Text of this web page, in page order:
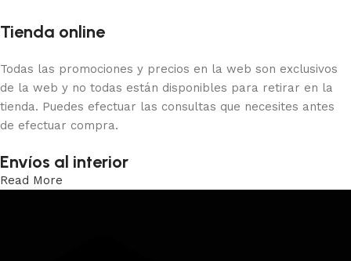
Tienda online
Todas las promociones y precios en la web son exclusivos
de la web y no todas están disponibles para retirar en la
tienda. Puedes efectuar las consultas que necesites antes
de efectuar compra.
Envíos al interior
Read More